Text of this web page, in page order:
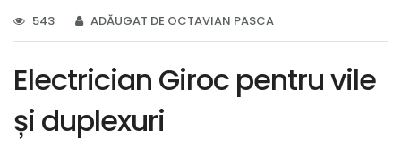
543 ADĂUGAT DE OCTAVIAN PASCA
Electrician Giroc pentru vile
și duplexuri